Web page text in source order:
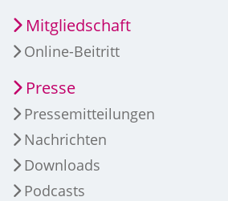
Mitgliedschaft
Online-Beitritt
Presse
Pressemitteilungen
Nachrichten
Downloads
Podcasts